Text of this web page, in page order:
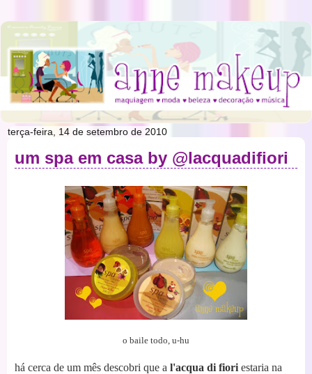
terça-feira, 14 de setembro de 2010
um spa em casa by @lacquadifiori
o baile todo, u-hu
há cerca de um mês descobri que a l'acqua di fiori estaria na